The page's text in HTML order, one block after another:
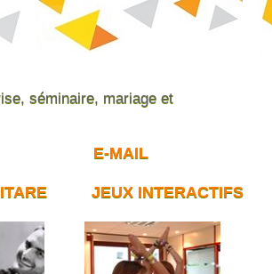
séminaire, mariage et
E-MAIL
JEUX INTERACTIFS